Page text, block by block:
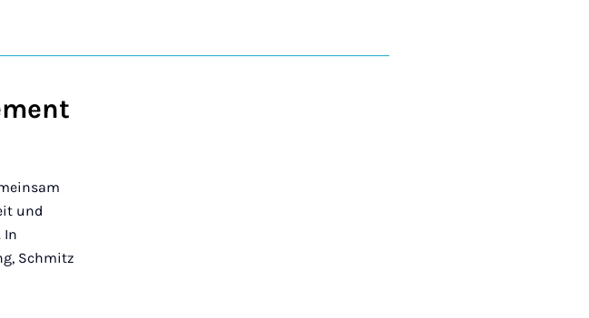
und
In
Schmitz